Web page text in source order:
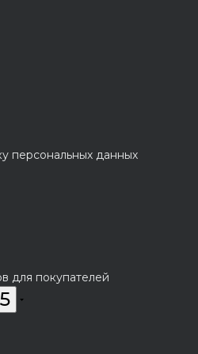
персональных данных
для покупателей